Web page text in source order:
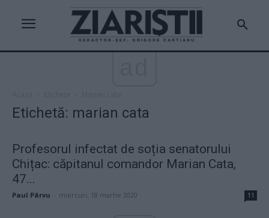
Etichetă: marian cata
Profesorul infectat de soția senatorului
Chițac: căpitanul comandor Marian Cata,
47...
Paul Pârvu miercuri, 18 martie 2020 11